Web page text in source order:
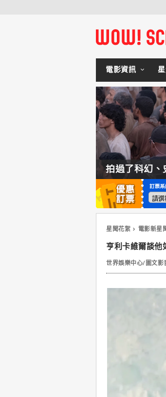
電影資訊
拍過了科幻、
星聞花絮 電影新星
亨利卡維爾談他
世界娛樂中心/圖文影